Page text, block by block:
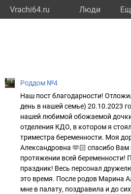
Vrachi64.ru Люди
Роддом №4
Наш пост благодарности!
день в нашей семье) 20.10.2023
нашей любимой обожаемой
отделения КДО, в котором я
триместра беременности. Моя
Александровна 🫶🏻 спасибо Вам
протяжении всей беременности!
праздник! Весь персонал
это время. После родов Марина
мне в палату, поздравила и до